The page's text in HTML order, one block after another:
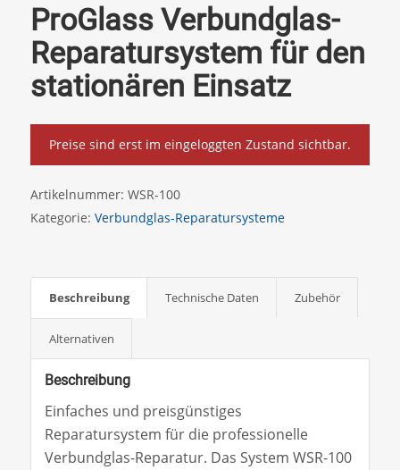
ProGlass Verbundglas-
Reparatursystem für den
stationären Einsatz
Preise sind erst im eingeloggten Zustand sichtbar.
Artikelnummer: WSR-100
Kategorie: Verbundglas-Reparatursysteme
Beschreibung Technische Daten Zubehör
Alternativen
Beschreibung
Einfaches und preisgünstiges
Reparatursystem für die professionelle
Verbundglas-Reparatur. Das System WSR-100